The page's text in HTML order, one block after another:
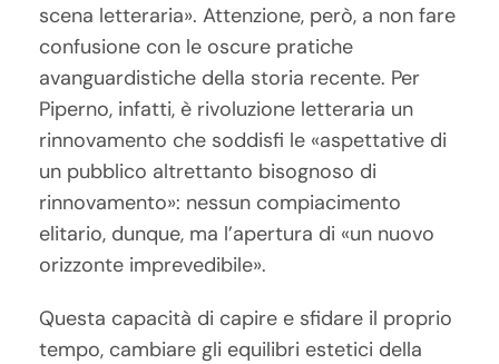
scena letteraria». Attenzione, però, a non fare
confusione con le oscure pratiche
avanguardistiche della storia recente. Per
Piperno, infatti, è rivoluzione letteraria un
rinnovamento che soddisfi le «aspettative di
un pubblico altrettanto bisognoso di
rinnovamento»: nessun compiacimento
elitario, dunque, ma l’apertura di «un nuovo
orizzonte imprevedibile».
Questa capacità di capire e sfidare il proprio
tempo, cambiare gli equilibri estetici della